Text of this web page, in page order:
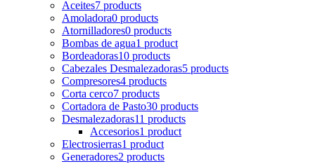
Aceites7 products
Amoladora0 products
Atornilladores0 products
Bombas de agua1 product
Bordeadoras10 products
Cabezales Desmalezadoras5 products
Compresores4 products
Corta cerco7 products
Cortadora de Pasto30 products
Desmalezadoras11 products
Accesorios1 product
Electrosierras1 product
Generadores2 products